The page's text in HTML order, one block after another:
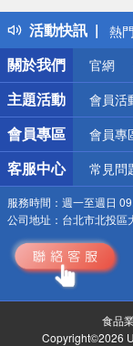
活動快訊
得
熱
銀
偏
詐
關於我們
官網
主題活動 會員活
會員專區 會員專
客服中心 常見問
服務時間： 週一至週日
公司地址： 台北市北投區
食品
Copyright©2026